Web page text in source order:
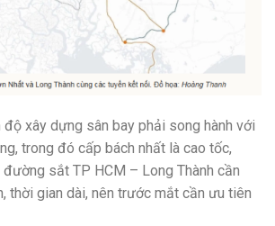
độ xây dựng sân bay phải song hành với
trong đó cấp bách nhất là cao tốc,
sắt TP HCM – Long Thành cần
thời gian dài, nên trước mắt cần ưu tiên